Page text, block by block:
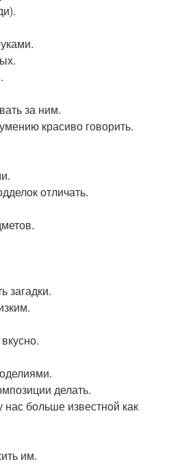
за ним.
красиво говорить.
отличать.
загадки.
делать.
больше известной как
им.